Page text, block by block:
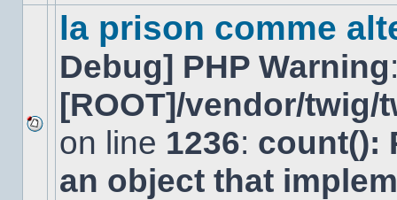
sujet.
Aucun
nouveau
message
non-
la prison comme
Debug] PHP Warning
[ROOT]/vendor/
on line 1236: count():
an object that